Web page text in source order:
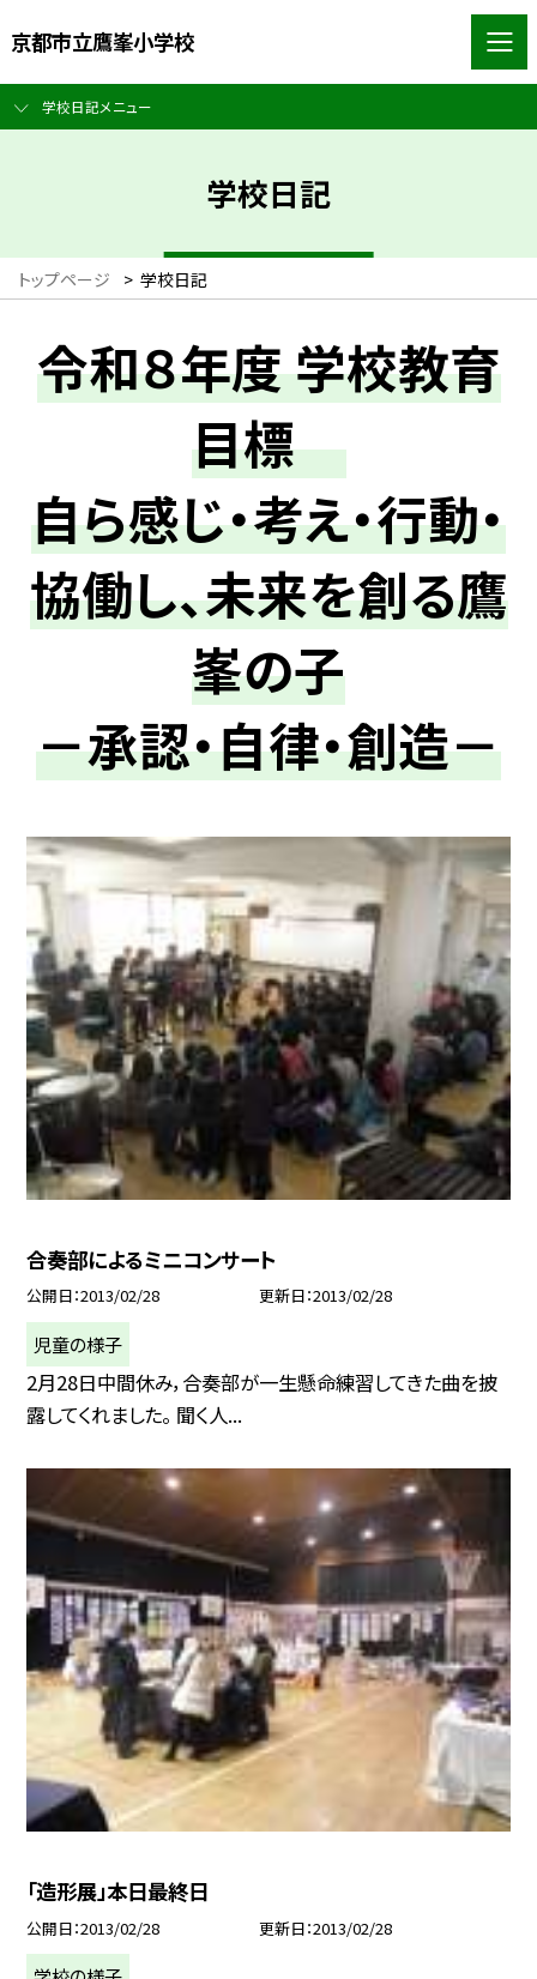
京都市立鷹峯小学校
学校日記メニュー
学校日記
トップページ > 学校日記
令和８年度 学校教育
目標
自ら感じ・考え・行動・
協働し、未来を創る鷹
峯の子
－承認・自律・創造－
合奏部によるミニコンサート
公開日 2013/02/28 更新日 2013/02/28
児童の様子
2月28日中間休み，合奏部が一生懸命練習してきた曲を披
露してくれました。 聞く人...
「造形展」本日最終日
公開日 2013/02/28 更新日 2013/02/28